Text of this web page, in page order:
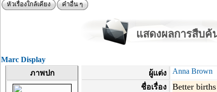
หัวเรื่องใกล้เคียง คำอื่น ๆ
แสดงผลการสืบค้
Marc Display
ภาพปก
ผู้แต่ง
Anna Brown
ชื่อเรื่อง
Better